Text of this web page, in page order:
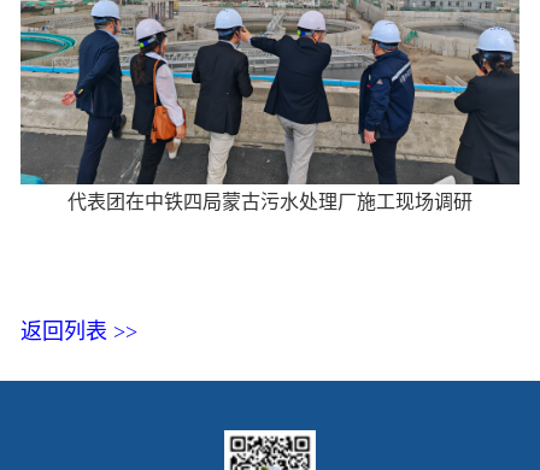
代表团在中铁四局蒙古污水处理厂施工现场调研
返回列表 >>